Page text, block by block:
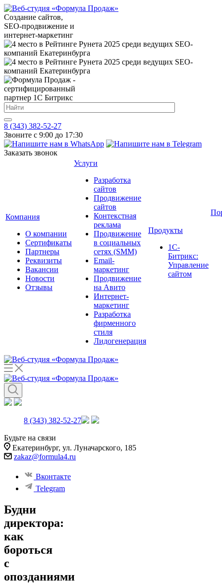
Создание сайтов,
SEO-продвижение и
интернет-маркетинг
8 (343) 382-52-27
Звоните с 9:00 до 17:30
Заказать звонок
Компания
О компании
Сертификаты
Партнеры
Реквизиты
Вакансии
Новости
Отзывы
Услуги
Разработка
сайтов
Продвижение
сайтов
Контекстная
реклама
Продвижение
в социальных
сетях (SMM)
Email-
маркетинг
Продвижение
на Авито
Интернет-
маркетинг
Разработка
фирменного
стиля
Лидогенерация
Продукты
1С-
Битрикс:
Управление
сайтом
8 (343) 382-52-27
Будьте на связи
Екатеринбург, ул. Луначарского, 185
zakaz@formula4.ru
Вконтакте
Telegram
Будни
директора:
как
бороться
с
опозданиями